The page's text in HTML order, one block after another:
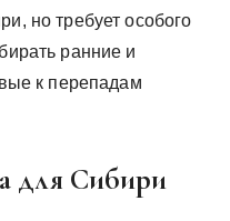
но требует особого
ранние и
к перепадам
для Сибири